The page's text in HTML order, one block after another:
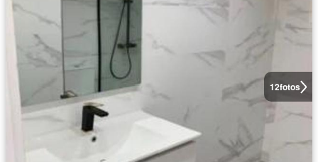
12fotos